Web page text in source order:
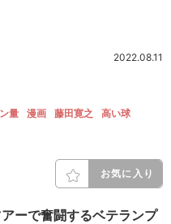
2022.08.11
量 漫画 藤田寛之 高い球
お気に入り
ーで奮闘するベテランプ